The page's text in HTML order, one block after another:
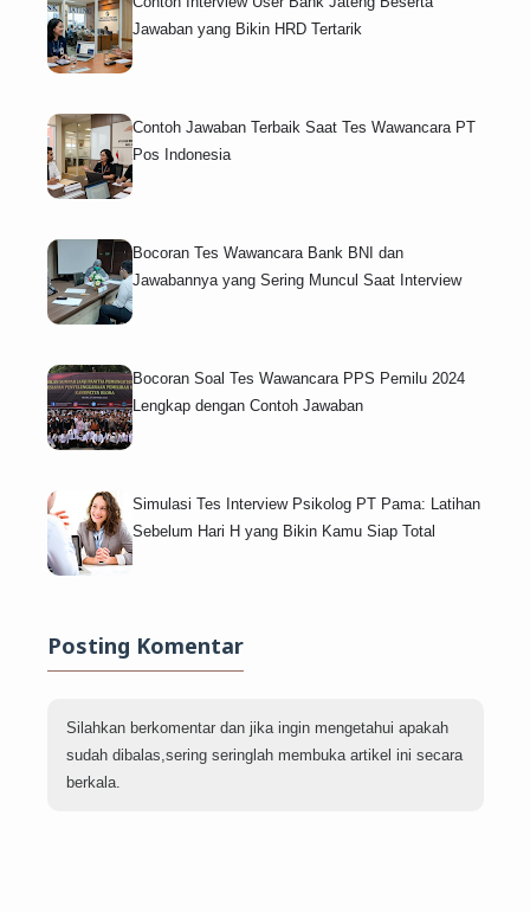
Jawaban yang Bikin HRD Tertarik
Contoh Jawaban Terbaik Saat Tes Wawancara PT
Pos Indonesia
Bocoran Tes Wawancara Bank BNI dan
Jawabannya yang Sering Muncul Saat Interview
Bocoran Soal Tes Wawancara PPS Pemilu 2024
Lengkap dengan Contoh Jawaban
Simulasi Tes Interview Psikolog PT Pama: Latihan
Sebelum Hari H yang Bikin Kamu Siap Total
Posting Komentar
Silahkan berkomentar dan jika ingin mengetahui apakah
sudah dibalas,sering seringlah membuka artikel ini secara
berkala.